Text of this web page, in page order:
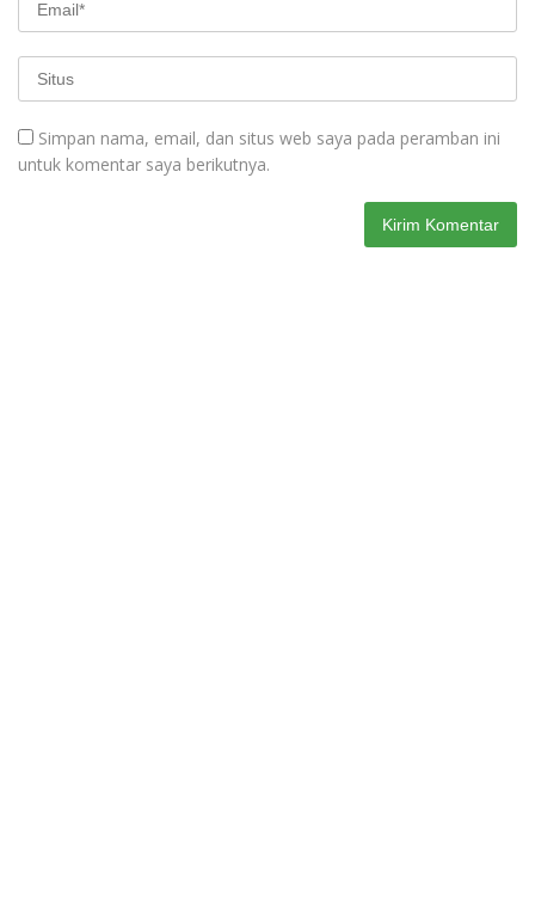
Simpan nama, email, dan situs web saya pada peramban ini
untuk komentar saya berikutnya.